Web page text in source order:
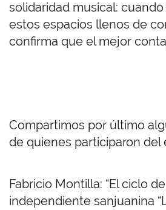
solidaridad musical:
estos espacios llenos de
confirma que el mejor
Compartimos por último
de quienes participaron del
Fabricio Montilla: “El ciclo
independiente sanjuanina